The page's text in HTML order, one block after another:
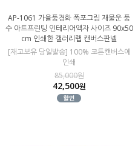
AP-1061 가을풍경화 폭포그림 재물운 풍
수 아트프린팅 인테리어액자 사이즈 90x50
cm 인쇄한 갤러리랩 캔버스판넬
[재고보유 당일발송] 100% 코튼캔버스에
인쇄
85,000원
42,500원